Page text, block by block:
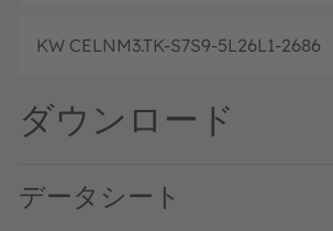
KW CELNM3.TK-S7S9-5L26L1-2686
ダウンロード
データシート